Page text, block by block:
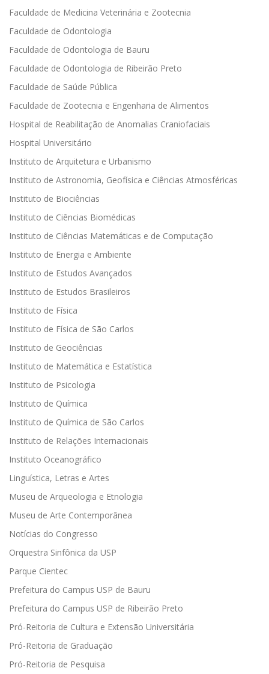
Faculdade de Medicina Veterinária e Zootecnia
Faculdade de Odontologia
Faculdade de Odontologia de Bauru
Faculdade de Odontologia de Ribeirão Preto
Faculdade de Saúde Pública
Faculdade de Zootecnia e Engenharia de Alimentos
Hospital de Reabilitação de Anomalias Craniofaciais
Hospital Universitário
Instituto de Arquitetura e Urbanismo
Instituto de Astronomia, Geofísica e Ciências Atmosféricas
Instituto de Biociências
Instituto de Ciências Biomédicas
Instituto de Ciências Matemáticas e de Computação
Instituto de Energia e Ambiente
Instituto de Estudos Avançados
Instituto de Estudos Brasileiros
Instituto de Física
Instituto de Física de São Carlos
Instituto de Geociências
Instituto de Matemática e Estatística
Instituto de Psicologia
Instituto de Química
Instituto de Química de São Carlos
Instituto de Relações Internacionais
Instituto Oceanográfico
Linguística, Letras e Artes
Museu de Arqueologia e Etnologia
Museu de Arte Contemporânea
Notícias do Congresso
Orquestra Sinfônica da USP
Parque Cientec
Prefeitura do Campus USP de Bauru
Prefeitura do Campus USP de Ribeirão Preto
Pró-Reitoria de Cultura e Extensão Universitária
Pró-Reitoria de Graduação
Pró-Reitoria de Pesquisa